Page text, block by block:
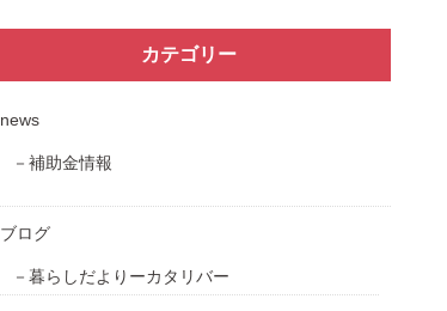
カテゴリー
news
補助金情報
ブログ
暮らしだよりーカタリバー